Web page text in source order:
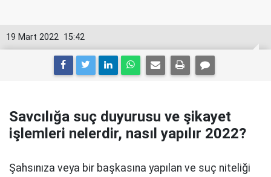
15:42
19 Mart 2022
Savcılığa suç duyurusu ve şikayet
işlemleri nelerdir, nasıl yapılır 2022?
Şahsınıza veya bir başkasına yapılan ve suç niteliği